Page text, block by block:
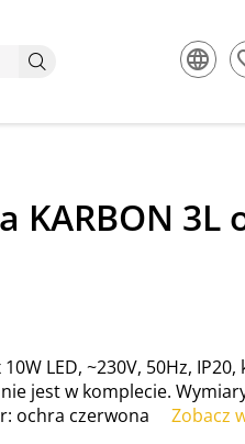
KARBON 3L
LED, ~230V, 50Hz, IP20,
jest w komplecie.
ochra czerwona
Zobacz